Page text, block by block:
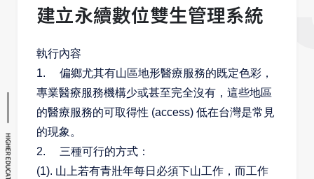
建立永續數位雙生管理系統
執行內容
1. 偏鄉尤其有山區地形醫療服務的既定色彩，
專業醫療服務機構少或甚至完全沒有，這些地區
的醫療服務的可取得性 (access) 低在台灣是常見
的現象。
2. 三種可行的方式：
(1). 山上若有青壯年每日必須下山工作，而工作